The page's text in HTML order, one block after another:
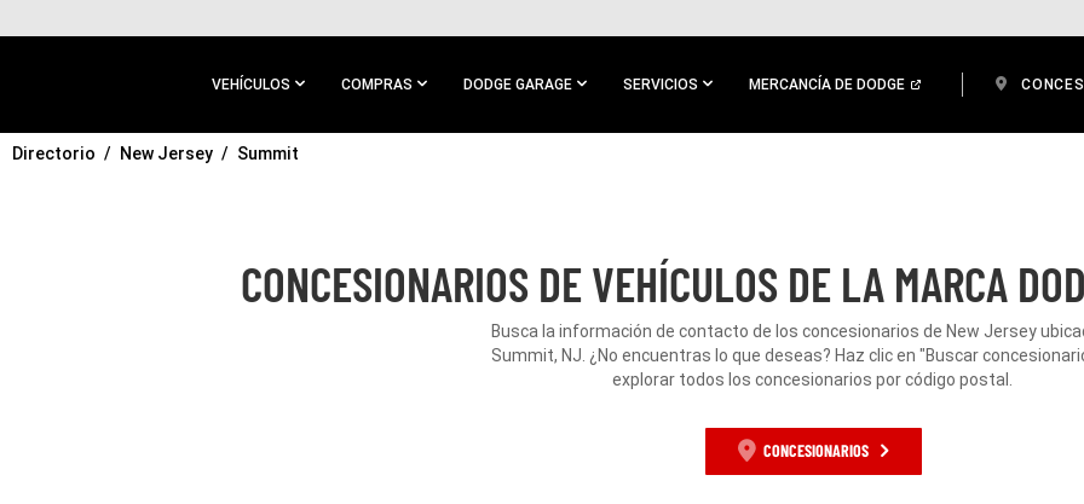
CONTENIDO
VEHÍCULOS COMPRAS DODGE GARAGE SERVICIOS MERCANCÍA DE DODGE
IR A
Directorio New Jersey Summit
CONCESIONARIOS DE VEHÍCULOS DE LA MARCA
Busca la información de contacto de los concesionarios de New Jersey
Summit, NJ. ¿No encuentras lo que deseas? Haz clic en "Buscar
explorar todos los concesionarios por código postal.
CONCESIONARIOS